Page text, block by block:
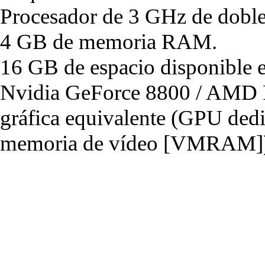
Procesador de 3 GHz de
4 GB de memoria RAM.
16 GB de espacio disponible
Nvidia GeForce 8800 / AMD
gráfica equivalente (GPU
memoria de vídeo